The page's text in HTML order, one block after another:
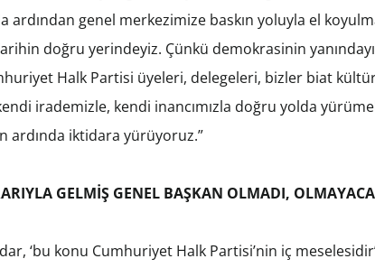
ardından genel merkezimize baskın yoluyla el
doğru yerindeyiz. Çünkü demokrasinin
Halk Partisi üyeleri, delegeleri, bizler biat
irademizle, kendi inancımızla doğru yolda
ardında iktidara yürüyoruz.”
GELMİŞ GENEL BAŞKAN OLMADI,
‘bu konu Cumhuriyet Halk Partisi’nin iç